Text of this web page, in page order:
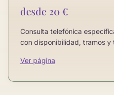
desde 20 €
Consulta telefónica
con disponibilidad, tramos y
Ver página